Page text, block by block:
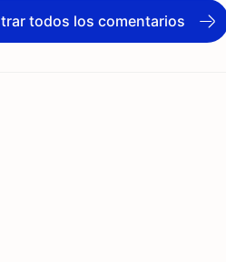
todos los comentarios